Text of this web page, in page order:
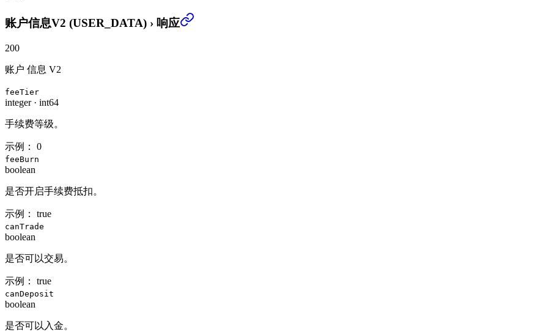
账户信息V2 (USER_DATA) › 响应
200
账户 信息 V2
feeTier
integer· int64
手续费等级。
示例： 0
feeBurn
boolean
是否开启手续费抵扣。
示例： true
canTrade
boolean
是否可以交易。
示例： true
canDeposit
boolean
是否可以入金。